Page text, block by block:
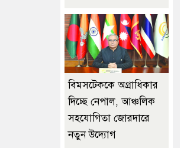
বিমসটেককে অগ্রাধিকার
দিচ্ছে নেপাল, আঞ্চলিক
সহযোগিতা জোরদারে
নতুন উদ্যোগ